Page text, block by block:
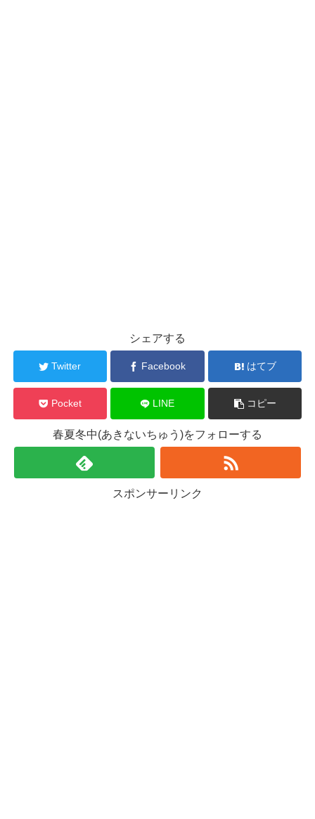
シェアする
Twitter Facebook はてブ
Pocket LINE コピー
春夏冬中(あきないちゅう)をフォローする
スポンサーリンク